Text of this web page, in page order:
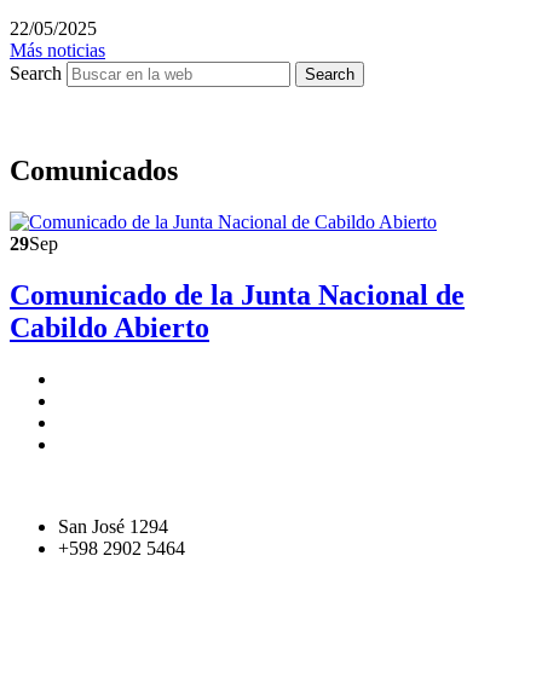
22/05/2025
Más noticias
Search
Search
Comunicados
29Sep
Comunicado de la Junta Nacional de
Cabildo Abierto
San José 1294
+598 2902 5464